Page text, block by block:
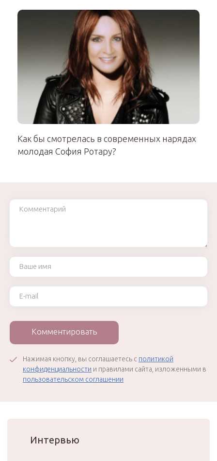
Как бы смотрелась в современных нарядах
молодая София Ротару?
Комментарий
Ваше имя
Ваш e-mail
Комментировать
Нажимая кнопку, вы соглашаетесь с политикой
конфиденциальности и правилами сайта, изложенными в
пользовательском соглашении
Интервью